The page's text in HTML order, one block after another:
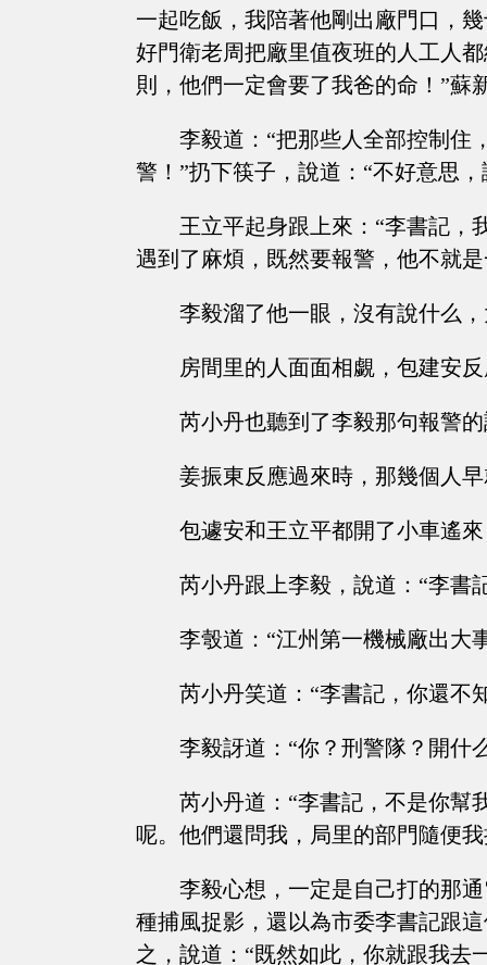
一起吃飯，我陪著他剛出廠門口，
好門衛老周把廠里值夜班的人工人
則，他們一定會要了我爸的命！”蘇
李毅道：“把那些人全部控制住
警！”扔下筷子，說道：“不好意思
王立平起身跟上來：“李書記，
遇到了麻煩，既然要報警，他不就
李毅溜了他一眼，沒有說什么
房間里的人面面相覷，包建安
芮小丹也聽到了李毅那句報警
姜振東反應過來時，那幾個人
包遽安和王立平都開了小車遙
芮小丹跟上李毅，說道：“李書
李彀道：“江州第一機械廠出
芮小丹笑道：“李書記，你還不
李毅訝道：“你？刑警隊？開什
芮小丹道：“李書記，不是你幫
呢。他們還問我，局里的部門隨便
李毅心想，一定是自己打的那
種捕風捉影，還以為市委李書記跟
之，說道：“既然如此，你就跟我去